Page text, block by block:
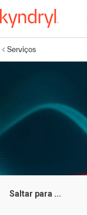
Serviços
Saltar para ...